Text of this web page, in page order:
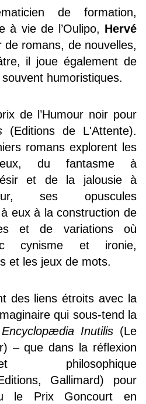
de formation,
à vie de l’Oulipo, Hervé
de romans, de nouvelles,
il joue également de
humoristiques.
de l’Humour noir pour
(Editions de L'Attente).
romans explorent les
du fantasme à
et de la jalousie à
ses opuscules
eux à la construction de
et de variations où
cynisme et ironie,
et les jeux de mots.
des liens étroits avec la
qui sous-tend la
Encyclopædia Inutilis (Le
– que dans la réflexion
philosophique
Gallimard) pour
le Prix Goncourt en